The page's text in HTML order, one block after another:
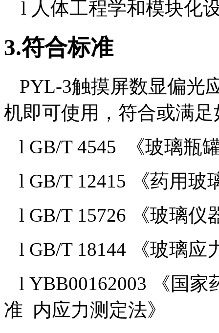
l 人体工程学和模块化
3.符合标准
PYL-3触摸屏数显偏光
机即可使用，符合或满
l GB/T 4545 《玻璃瓶
l GB/T 12415 《药用玻
l GB/T 15726 《玻璃仪
l GB/T 18144 《玻璃应
l YBB00162003 《国
准 内应力测定法》